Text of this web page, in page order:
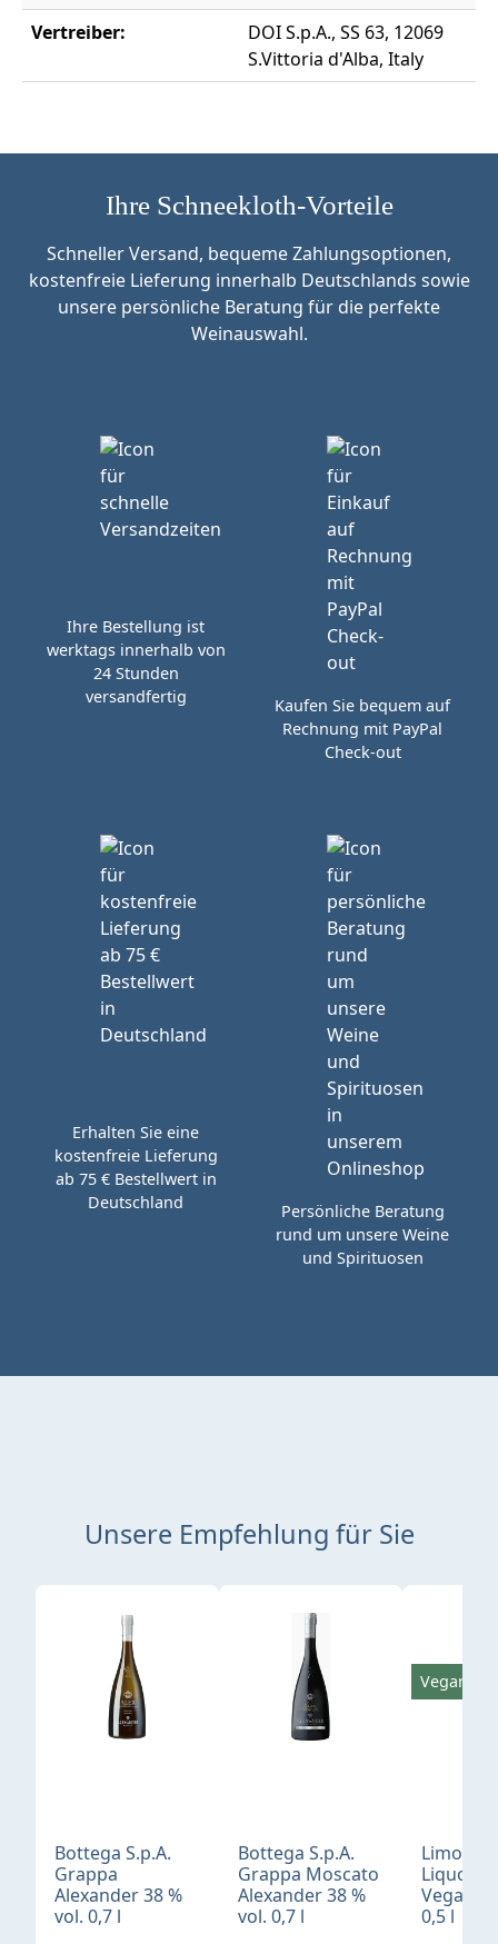
Vertreiber:
DOI S.p.A., SS 63, 12069
S.Vittoria d'Alba, Italy
Ihre Schneekloth-Vorteile
Schneller Versand, bequeme Zahlungsoptionen,
kostenfreie Lieferung innerhalb Deutschlands sowie
unsere persönliche Beratung für die perfekte
Weinauswahl.
Ihre Bestellung ist
werktags innerhalb von
24 Stunden
versandfertig
Kaufen Sie bequem auf
Rechnung mit PayPal
Check-out
Erhalten Sie eine
kostenfreie Lieferung
ab 75 € Bestellwert in
Deutschland
Persönliche Beratung
rund um unsere Weine
und Spirituosen
Unsere Empfehlung für Sie
Produktgalerie überspringen
Bottega S.p.A.
Grappa
Alexander 38 %
vol. 0,7 l
Bottega S.p.A.
Grappa Moscato
Alexander 38 %
vol. 0,7 l
Liquore
Vegan
0,5 l
Vegan